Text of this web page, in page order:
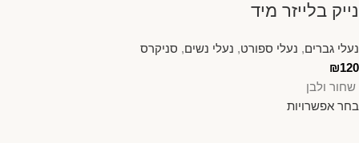
נייק בלייזר מיד
נעלי גברים, נעלי ספורט, נעלי נשים, סניקרס
₪120
שחור ולבן
בחר אפשרויות